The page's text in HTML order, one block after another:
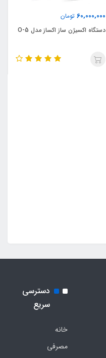
60,000,000 تومان
دستگاه اکسیژن ساز اکساز مدل O-5
دسترسی
سریع
خانه
مصرفی